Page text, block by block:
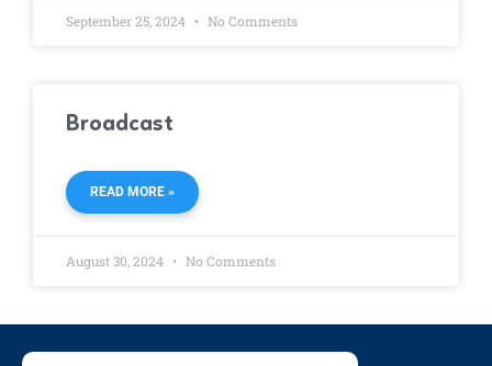
September 25, 2024 No Comments
Broadcast
READ MORE »
August 30, 2024 No Comments